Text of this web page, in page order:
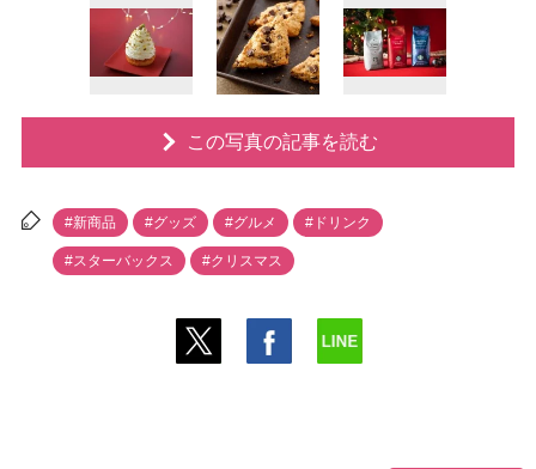
この写真の記事を読む
#新商品 #グッズ #グルメ #ドリンク
#スターバックス #クリスマス